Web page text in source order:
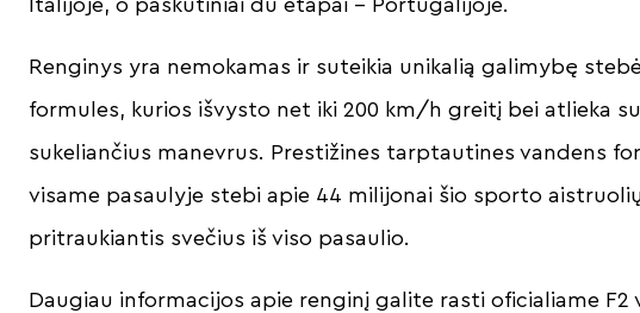
Italijoje, o paskutiniai du etapai – Portugalijoje.
Renginys yra nemokamas ir suteikia unikalią galimybę
formules, kurios išvysto net iki 200 km/h greitį bei atlieka
sukeliančius manevrus. Prestižines tarptautines vandens
visame pasaulyje stebi apie 44 milijonai šio sporto
pritraukiantis svečius iš viso pasaulio.
Daugiau informacijos apie renginį galite rasti oficialiame F2